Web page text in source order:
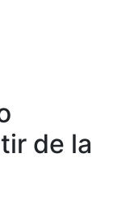
de la